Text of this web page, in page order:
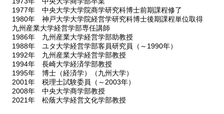
1977年 中央大学大学院商学研究科博士前期課程修了
1980年 神戸大学大学院経営学研究科博士後期課程単位取得
九州産業大学経営学部専任講師
1986年 九州産業大学経営学部助教授
1988年 ユタ大学経営学部客員研究員（～1990年）
1992年 九州産業大学経営学部教授
1994年 長崎大学経済学部教授
1995年 博士（経済学）（九州大学）
2001年 税理士試験委員（～2003年）
2008年 中央大学商学部教授
2021年 松蔭大学経営文化学部教授